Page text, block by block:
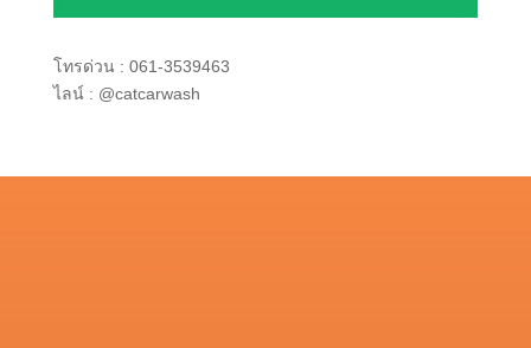
โทรด่วน : 061-3539463
ไลน์ : @catcarwash